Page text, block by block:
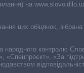
на
цих обіцянок,
народного контролю
«Спецпроєкт», «За